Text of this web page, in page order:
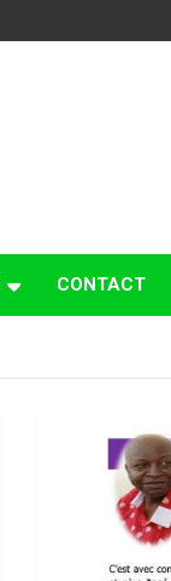
CONTACT